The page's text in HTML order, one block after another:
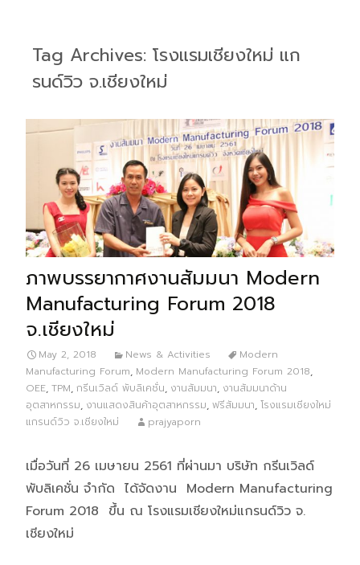
Tag Archives: โรงแรมเชียงใหม่ แก
รนด์วิว จ.เชียงใหม่
ภาพบรรยากาศงานสัมมนา Modern
Manufacturing Forum 2018
จ.เชียงใหม่
May 2, 2018 News & Activities
Modern
Manufacturing Forum, Modern Manufacturing Forum 2018,
OEE, TPM, กรีนเวิลด์ พับลิเคชั่น, งานสัมมนา, งานสัมมนาด้าน
อุตสาหกรรม, งานแสดงสินค้าอุตสาหกรรม, ฟรีสัมมนา, โรงแรมเชียงใหม่
แกรนด์วิว จ.เชียงใหม่
prajyaporn
เมื่อวันที่ 26 เมษายน 2561 ที่ผ่านมา บริษัท กรีนเวิลด์
พับลิเคชั่น จำกัด ได้จัดงาน Modern Manufacturing
Forum 2018 ขึ้น ณ โรงแรมเชียงใหม่แกรนด์วิว จ.
เชียงใหม่